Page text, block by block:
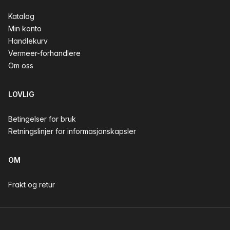
Katalog
Min konto
Handlekurv
Vermeer-forhandlere
Om oss
LOVLIG
Betingelser for bruk
Retningslinjer for informasjonskapsler
OM
Frakt og retur